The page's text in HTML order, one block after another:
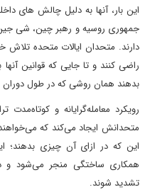
این بار، آنها به دلیل چالش های
جمهوری روسیه و رهبر چین، شی
دارند. متحدان ایالات متحده تلاش
راضی کنند و تا جایی که قوانین
بدهند همان روشی که در طول دوران
رویکرد معامله‌گرایانه و کوتاه‌مدت
متحدانش ایجاد می‌کند که می‌خواهند
این که در ازای آن چیزی بدهند؛
همکاری ساختگی منجر می‌شود و
تشدید شوند.